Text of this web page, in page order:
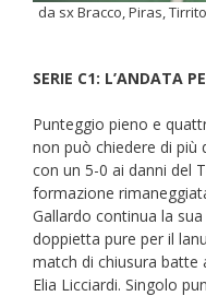
da sx Bracco, Piras,
SERIE C1: L’ANDATA
Punteggio pieno e
non può chiedere di più
con un 5-0 ai danni del
formazione
Gallardo continua la
doppietta pure per il
match di chiusura batte
Elia Licciardi. Singolo